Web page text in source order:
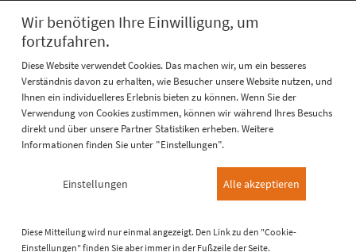
Mobil +49 (0) 160 - 92 44 72 80
Tel. +49 (0) 91 81 - 516 40-35
josef.einwaller@ralmont.de
Fax. +49 (0) 91 81 - 516 40-41
info@ralmont-ptw-austria.at
Highlights
RALMO - Anschlussflansch
RALMO - UBS Unterbausystem
Quicklinks
Katalog
Referenzen
Wir benötigen Ihre Einwilligung, um
fortzufahren.
Diese Website verwendet Cookies. Das machen wir, um ein besseres
Verständnis davon zu erhalten, wie Besucher unsere Website nutzen, und
Ihnen ein individuelleres Erlebnis bieten zu können. Wenn Sie der
Verwendung von Cookies zustimmen, können wir während Ihres Besuchs
direkt und über unsere Partner Statistiken erheben. Weitere
Informationen finden Sie unter "Einstellungen".
Einstellungen Alle akzeptieren
Diese Mitteilung wird nur einmal angezeigt. Den Link zu den "Cookie-
Einstellungen" finden Sie aber immer in der Fußzeile der Seite.